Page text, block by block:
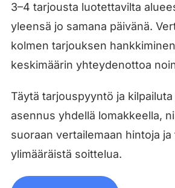
3–4 tarjousta luotettavilta
yleensä jo samana päivänä.
kolmen tarjouksen
keskimäärin yhteydenottoa
Täytä tarjouspyyntö ja
asennus yhdellä lomakkeella,
suoraan vertailemaan hintoja ja
ylimääräistä soittelua.